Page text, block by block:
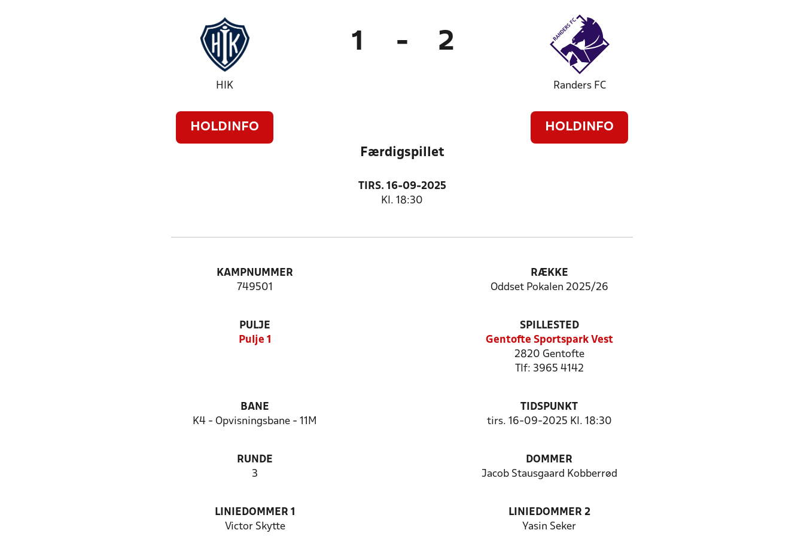
HIK
HOLDINFO
1 - 2
Randers FC
HOLDINFO
Færdigspillet
TIRS. 16-09-2025
Kl. 18:30
KAMPNUMMER
749501
RÆKKE
Oddset Pokalen 2025/26
PULJE
Pulje 1
SPILLESTED
Gentofte Sportspark Vest
2820 Gentofte
Tlf: 3965 4142
BANE
K4 - Opvisningsbane - 11M
TIDSPUNKT
tirs. 16-09-2025 Kl. 18:30
RUNDE
3
DOMMER
Jacob Stausgaard Kobberrød
LINIEDOMMER 1
Victor Skytte
LINIEDOMMER 2
Yasin Seker